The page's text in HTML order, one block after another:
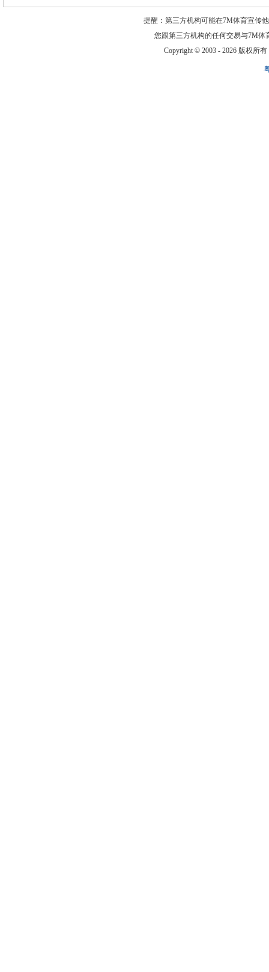
提醒：第三方机构可能在7M体育宣传
您跟第三方机构的任何交易与7M
Copyright © 2003 - 2026 版权所有